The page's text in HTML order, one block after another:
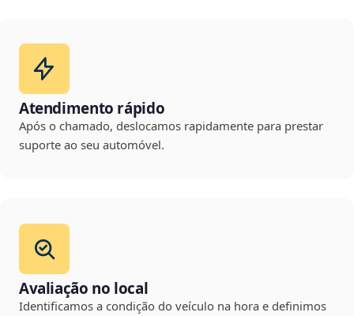
Atendimento rápido
Após o chamado, deslocamos rapidamente para prestar
suporte ao seu automóvel.
Avaliação no local
Identificamos a condição do veículo na hora e definimos